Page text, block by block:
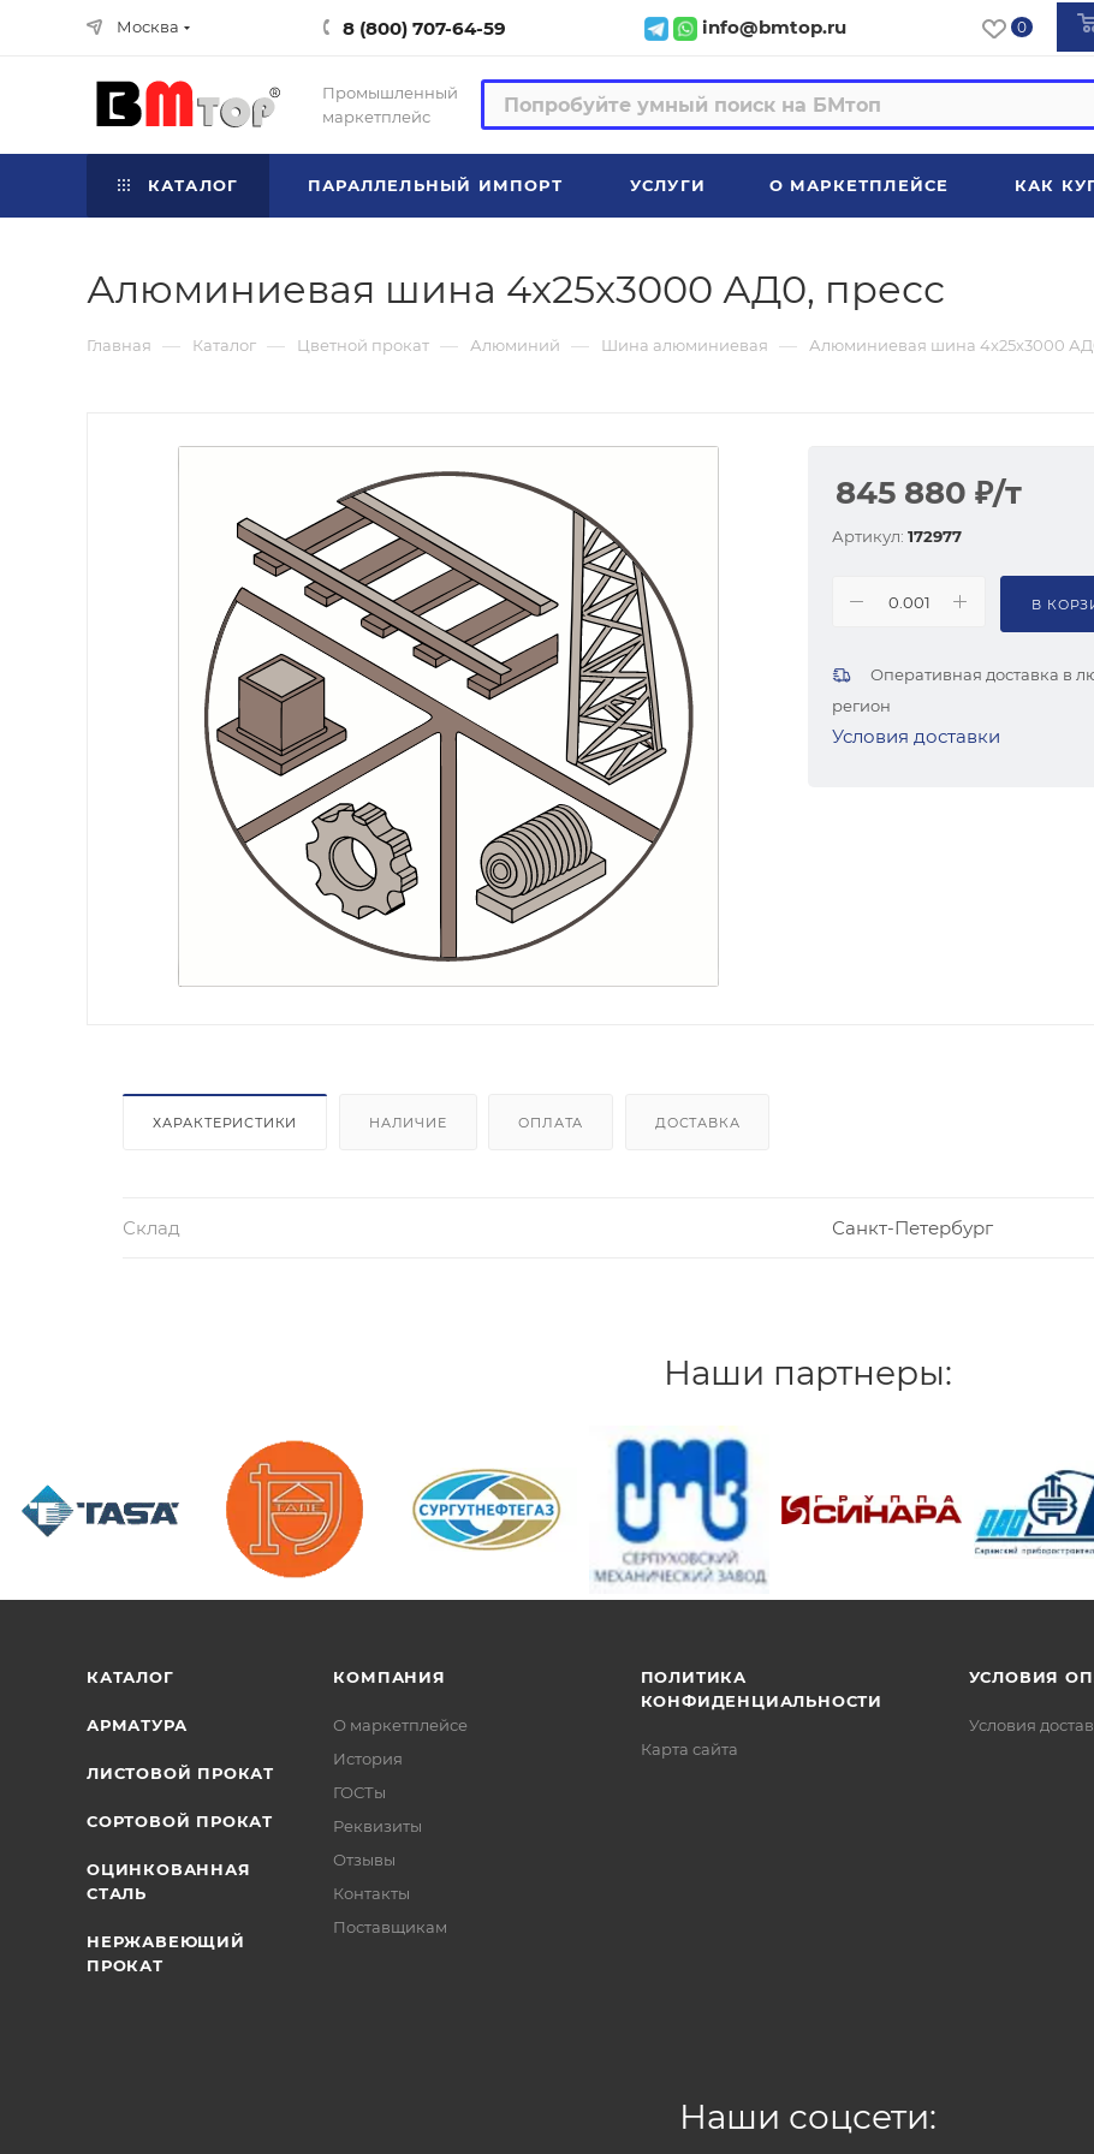
Москва 8 (800) 707-64-59 info@bmtop.ru 0
Промышленный
маркетплейс
КАТАЛОГ ПАРАЛЛЕЛЬНЫЙ ИМПОРТ УСЛУГИ О МАРКЕТПЛЕЙСЕ КАК
Алюминиевая шина 4x25x3000 АД0, пресс
Главная — Каталог — Цветной прокат — Алюминий — Шина алюминиевая — Алюминиевая шина 4x25x3000
845 880 ₽/т
Артикул: 172977
В
Оперативная доставка в
регион
Условия доставки
ХАРАКТЕРИСТИКИ НАЛИЧИЕ ОПЛАТА ДОСТАВКА
Склад Санкт-Петербург
Наши партнеры:
КАТАЛОГ
АРМАТУРА
ЛИСТОВОЙ ПРОКАТ
СОРТОВОЙ ПРОКАТ
ОЦИНКОВАННАЯ
СТАЛЬ
НЕРЖАВЕЮЩИЙ
ПРОКАТ
КОМПАНИЯ
О маркетплейсе
История
ГОСТы
Реквизиты
Отзывы
Контакты
Поставщикам
ПОЛИТИКА
КОНФИДЕНЦИАЛЬНОСТИ
Карта сайта
УСЛОВИЯ
Условия
Наши соцсети: